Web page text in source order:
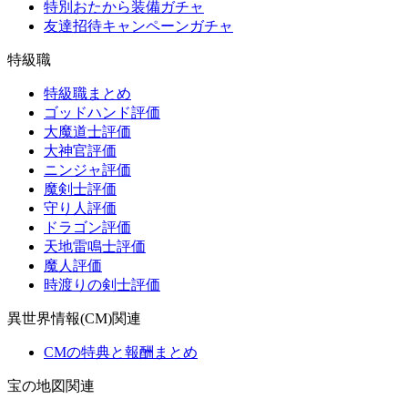
特別おたから装備ガチャ
友達招待キャンペーンガチャ
特級職
特級職まとめ
ゴッドハンド評価
大魔道士評価
大神官評価
ニンジャ評価
魔剣士評価
守り人評価
ドラゴン評価
天地雷鳴士評価
魔人評価
時渡りの剣士評価
異世界情報(CM)関連
CMの特典と報酬まとめ
宝の地図関連